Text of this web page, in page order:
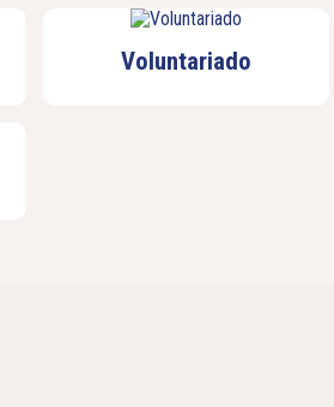
Voluntariado